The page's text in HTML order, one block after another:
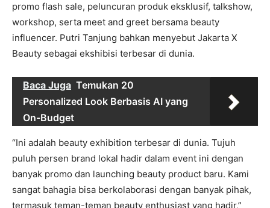
promo flash sale, peluncuran produk eksklusif, talkshow,
workshop, serta meet and greet bersama beauty
influencer. Putri Tanjung bahkan menyebut Jakarta X
Beauty sebagai ekshibisi terbesar di dunia.
Baca Juga Temukan 20
Personalized Look Berbasis AI yang
On-Budget
“Ini adalah beauty exhibition terbesar di dunia. Tujuh
puluh persen brand lokal hadir dalam event ini dengan
banyak promo dan launching beauty product baru. Kami
sangat bahagia bisa berkolaborasi dengan banyak pihak,
termasuk teman-teman beauty enthusiast yang hadir,”